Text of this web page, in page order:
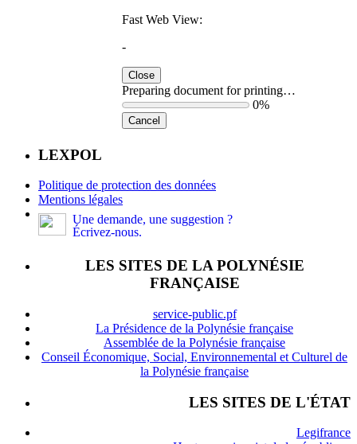
Fast Web View:
-
Close
Preparing document for printing…
0%
Cancel
LEXPOL
Politique de protection des données
Mentions légales
Une demande, une suggestion ?
Écrivez-nous.
LES SITES DE LA POLYNÉSIE
FRANÇAISE
service-public.pf
La Présidence de la Polynésie française
Assemblée de la Polynésie française
Conseil Économique, Social, Environnemental et Culturel de
la Polynésie française
LES SITES DE L'ÉTAT
Legifrance